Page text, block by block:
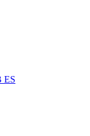
ES